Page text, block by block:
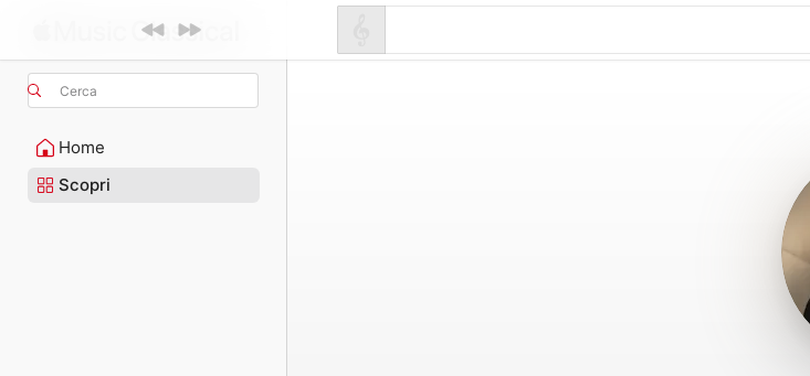
Cerca
Home
Scopri